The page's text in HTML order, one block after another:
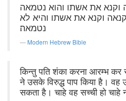
וקנא את אשתו והוא נטמאה
וקנא את אשתו והיא לא
נטמאה׃
Modern Hebrew Bible
किन्तु पति शंका करना आरम्भ कर
ने उसके विरुद्ध पाप किया है। वह
सकता है। चाहे वह सच्ची हो चाहे